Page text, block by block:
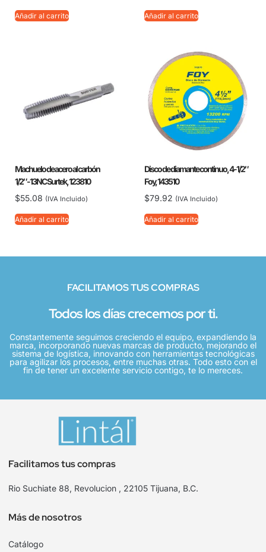
Añadir al carrito Añadir al carrito
Machuelo de acero al carbón
1/2″-13NC Surtek, 123810
$55.08 (IVA Incluido)
Añadir al carrito
Disco de diamante continuo, 4-1/2″
Foy, 143510
$79.92 (IVA Incluido)
Añadir al carrito
FACILITAMOS TUS COMPRAS
Todos los días crecemos por ti.
Constantemente seguimos creciendo el equipo, expandiendo la
marca, incorporando nuevas marcas de producto, mejorando el
sistema de logística, innovando con herramientas tecnológicas
para agilizar los procesos, entre muchas otras. Todo esto con el
fin de tener un excelente servicio contigo, te lo mereces.
Facilitamos tus compras
Rio Suchiate 88, Revolucion , 22105 Tijuana, B.C.
Más de nosotros
Catálogo